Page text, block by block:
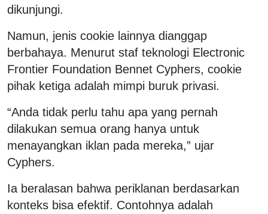
dikunjungi.
Namun, jenis cookie lainnya dianggap
berbahaya. Menurut staf teknologi Electronic
Frontier Foundation Bennet Cyphers, cookie
pihak ketiga adalah mimpi buruk privasi.
“Anda tidak perlu tahu apa yang pernah
dilakukan semua orang hanya untuk
menayangkan iklan pada mereka,” ujar
Cyphers.
Ia beralasan bahwa periklanan berdasarkan
konteks bisa efektif. Contohnya adalah